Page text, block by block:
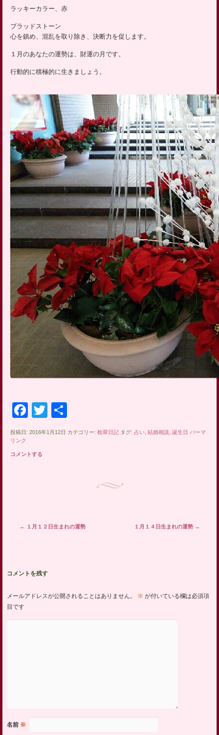
ラッキーカラー、赤
ブラッドストーン
心を鎮め、混乱を取り除き、決断力を促します。
１月のあなたの運勢は、財運の月です。
行動的に積極的に生きましょう。
Facebook
Twitter
有
投稿日: 2016年1月12日 カテゴリー:桧翠日記 タグ:占い ,結婚相談 ,誕生日 パーマ
リンク
コメントする
投稿ナビゲーション
← １月１２日生まれの運勢 １月１４日生まれの運勢 →
コメントを残す
メールアドレスが公開されることはありません。 ※ が付いている欄は必須項
目です
名前 ※